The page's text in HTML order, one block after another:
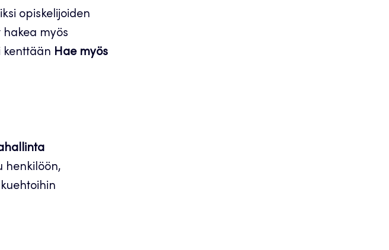
opiskelijoiden
hakea myös
kenttään Hae myös
henkilöön,